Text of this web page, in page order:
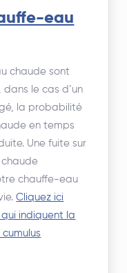
eau
chaude sont
dans le cas d’un
la probabilité
en temps
Une fuite sur
chaude
chauffe-eau
Cliquez ici
qui indiquent la